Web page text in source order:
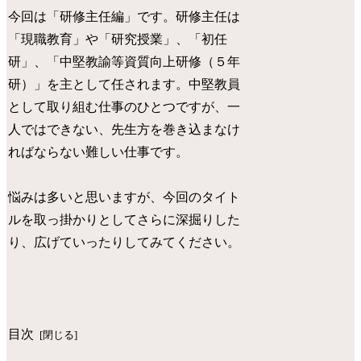
今回は「研修主任編」です。研修主任は
「現職教育」や「研究授業」、「初任
研」、「中堅教諭等資質向上研修（５年
研）」を主として任されます。中堅教員
として取り組む仕事のひとつですが、一
人ではできない、先生方を巻き込まなけ
ればならない難しい仕事です。
悩みは多いと思いますが、今回のタイト
ルを取っ掛かりとしてさらに深掘りした
り、広げていったりしてみてください。
目次